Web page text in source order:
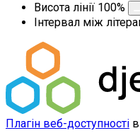
Висота лінії 100%
Інтервал між
Плагін веб-доступності